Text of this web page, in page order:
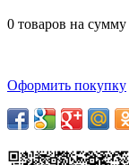
0 товаров на сумму
Оформить покупку